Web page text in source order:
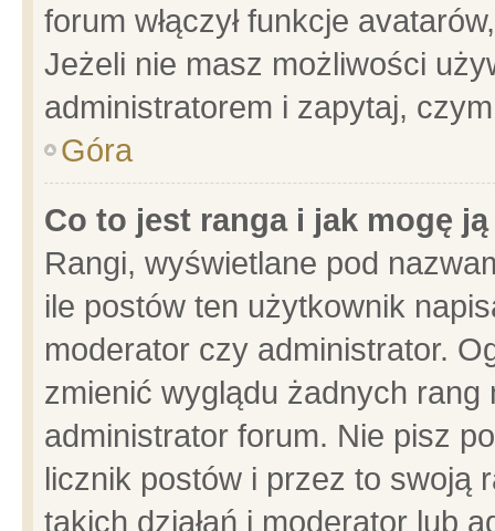
forum włączył funkcje
Jeżeli nie masz możliwości
administratorem i zapytaj,
Góra
Co to jest ranga i jak mogę
Rangi, wyświetlane pod
ile postów ten użytkownik
moderator czy administrator.
zmienić wyglądu żadnych
administrator forum. Nie pisz
licznik postów i przez to swoją
takich działań i moderator lub